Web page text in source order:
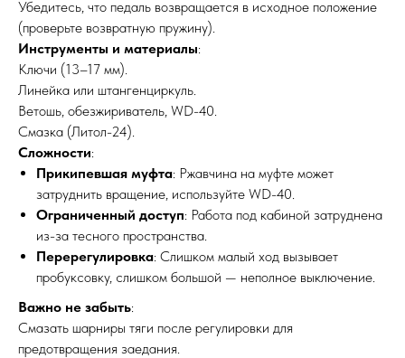
Убедитесь, что педаль возвращается в исходное положение
(проверьте возвратную пружину).
Инструменты и материалы:
Ключи (13–17 мм).
Линейка или штангенциркуль.
Ветошь, обезжириватель, WD-40.
Смазка (Литол-24).
Сложности:
Прикипевшая муфта: Ржавчина на муфте может
затруднить вращение, используйте WD-40.
Ограниченный доступ: Работа под кабиной затруднена
из-за тесного пространства.
Перерегулировка: Слишком малый ход вызывает
пробуксовку, слишком большой — неполное выключение.
Важно не забыть:
Смазать шарниры тяги после регулировки для
предотвращения заедания.